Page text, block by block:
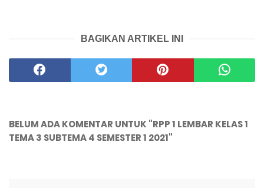
BAGIKAN ARTIKEL INI
BELUM ADA KOMENTAR UNTUK "RPP 1 LEMBAR KELAS 1
TEMA 3 SUBTEMA 4 SEMESTER 1 2021"